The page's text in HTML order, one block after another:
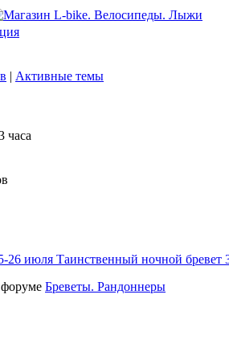
| Активные темы
часа
26 июля Таинственный ночной бревет
Бреветы. Рандоннеры